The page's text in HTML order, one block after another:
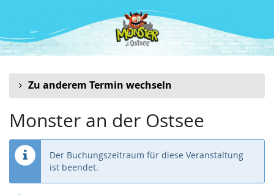
Inhalt
springen
Zu anderem Termin wechseln
Monster an der Ostsee
Der Buchungszeitraum für diese Veranstaltung
ist beendet.